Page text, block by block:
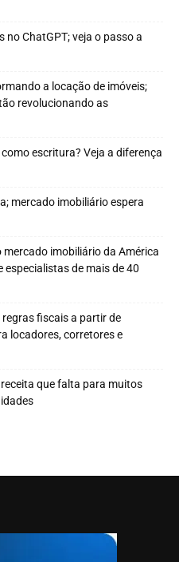
ChatGPT; veja o passo a
a locação de imóveis;
revolucionando as
escritura? Veja a diferença
mercado imobiliário espera
imobiliário da América
de mais de 40
fiscais a partir de
locadores, corretores e
que falta para muitos